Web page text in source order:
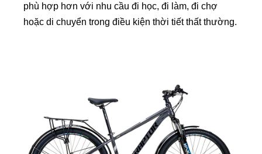
phù hợp hơn với nhu cầu đi học, đi làm, đi chợ
hoặc di chuyển trong điều kiện thời tiết thất thường.